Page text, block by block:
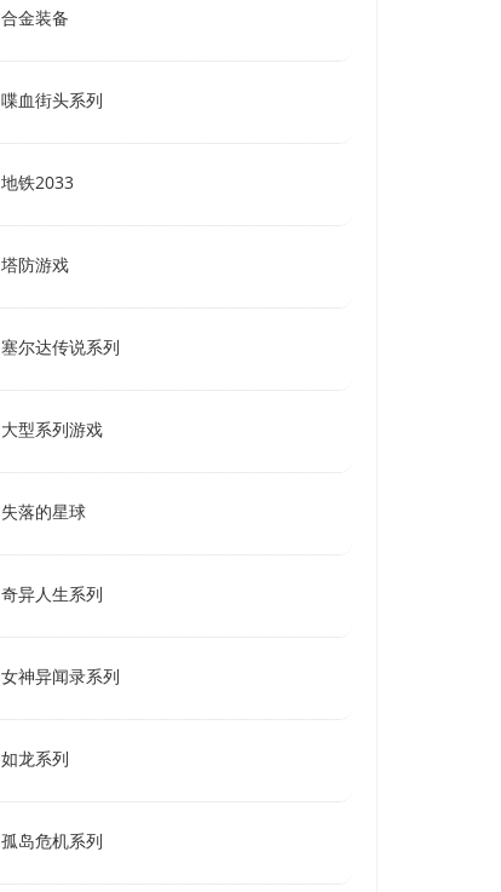
合金装备
喋血街头系列
地铁2033
塔防游戏
塞尔达传说系列
大型系列游戏
失落的星球
奇异人生系列
女神异闻录系列
如龙系列
孤岛危机系列